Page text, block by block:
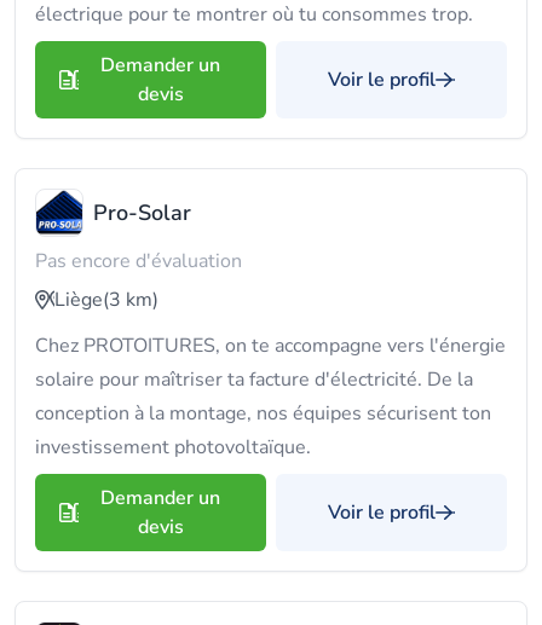
électrique pour te montrer où tu consommes trop.
Demander un
devis
Voir le profil
Pro-Solar
Pas encore d'évaluation
Liège(3 km)
Chez PROTOITURES, on te accompagne vers l'énergie
solaire pour maîtriser ta facture d'électricité. De la
conception à la montage, nos équipes sécurisent ton
investissement photovoltaïque.
Demander un
devis
Voir le profil